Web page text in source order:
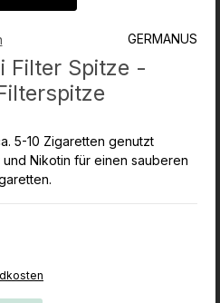
von 0 von 5 Sternen
GERMANUS
Filter Spitze -
5-10 Zigaretten genutzt
Nikotin für einen sauberen